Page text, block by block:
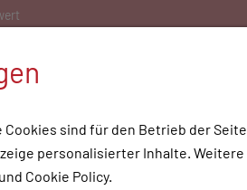
Unsere Apotheke
sind für den Betrieb der Seite
personalisierter Inhalte. Weitere
Cookie Policy.